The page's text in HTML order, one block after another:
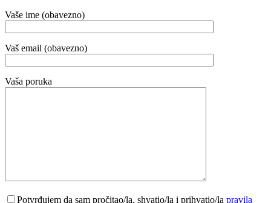
Vaše ime (obavezno)
Vaš email (obavezno)
Vaša poruka
Potvrđujem da sam pročitao/la, shvatio/la i prihvatio/la pravila